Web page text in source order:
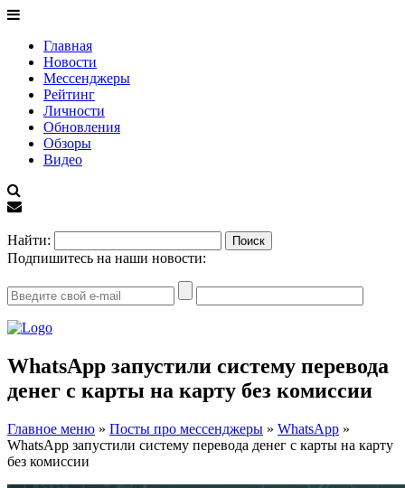
Главная
Новости
Мессенджеры
Рейтинг
Личности
Обновления
Обзоры
Видео
Найти:
Подпишитесь на наши новости:
WhatsApp запустили систему перевода
денег с карты на карту без комиссии
Главное меню » Посты про мессенджеры » WhatsApp »
WhatsApp запустили систему перевода денег с карты на карту
без комиссии